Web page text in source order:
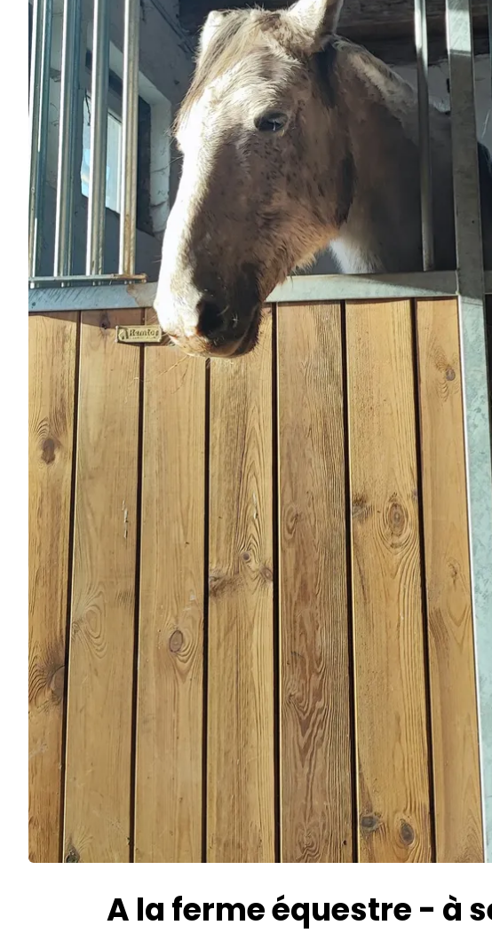
A la ferme équestre - à